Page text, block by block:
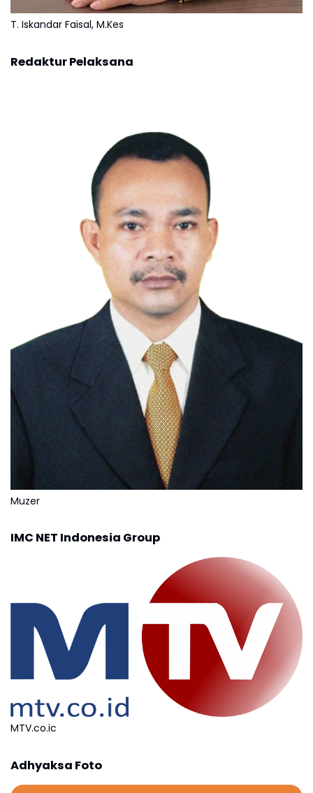
T. Iskandar Faisal, M.Kes
Redaktur Pelaksana
Muzer
IMC NET Indonesia Group
MTV.co.ic
Adhyaksa Foto